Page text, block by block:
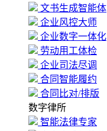
文书生成智能体
企业风控大师
企业数字一体化
劳动用工体检
企业司法尽调
合同智能履约
合同比对/排版
数字律所
智能法律专家